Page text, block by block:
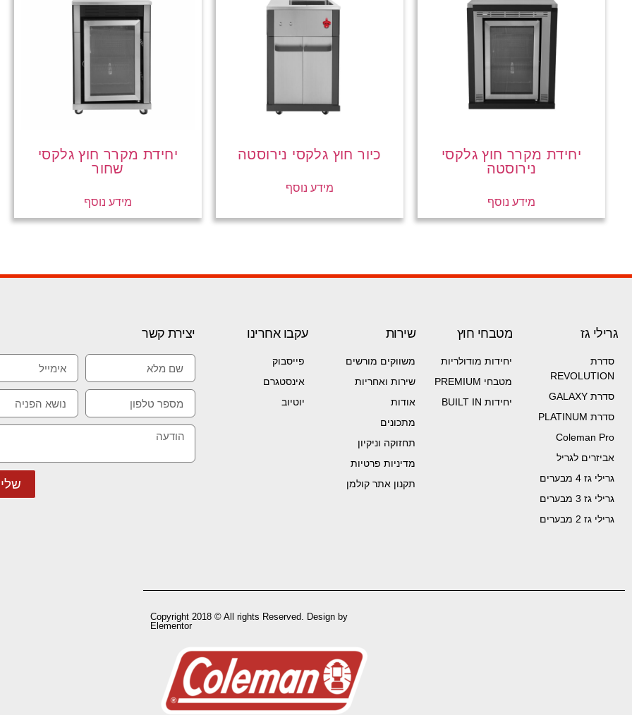
יחידת מקרר חוץ גלקסי
נירוסטה
מידע נוסף
כיור חוץ גלקסי נירוסטה
מידע נוסף
יחידת מקרר חוץ גלקסי
שחור
מידע נוסף
גרילי גז
סדרת
REVOLUTION
סדרת GALAXY
סדרת PLATINUM
Coleman Pro
אביזרים לגריל
גרילי גז 4 מבערים
גרילי גז 3 מבערים
גרילי גז 2 מבערים
מטבחי חוץ
יחידות מודולריות
מטבחי PREMIUM
יחידות BUILT IN
שירות
משווקים מורשים
שירות ואחריות
אודות
מתכונים
תחזוקה וניקיון
מדיניות פרטיות
תקנון אתר קולמן
עקבו אחרינו
פייסבוק
אינסטגרם
יוטיוב
יצירת קשר
Copyright 2018 © All rights Reserved. Design by
Elementor